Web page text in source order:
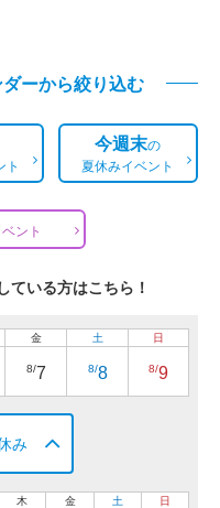
ーから絞り込む
ト
今週末の
夏休みイベント
ント
ている方はこちら！
金
8/7
土
8/8
日
8/9
み
木 金 土 日